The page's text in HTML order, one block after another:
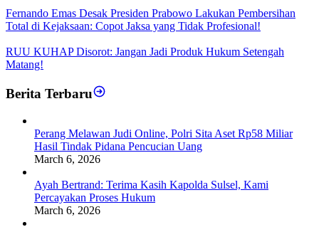
Fernando Emas Desak Presiden Prabowo Lakukan Pembersihan
Total di Kejaksaan: Copot Jaksa yang Tidak Profesional!
RUU KUHAP Disorot: Jangan Jadi Produk Hukum Setengah
Matang!
Berita Terbaru
Perang Melawan Judi Online, Polri Sita Aset Rp58 Miliar
Hasil Tindak Pidana Pencucian Uang
March 6, 2026
Ayah Bertrand: Terima Kasih Kapolda Sulsel, Kami
Percayakan Proses Hukum
March 6, 2026